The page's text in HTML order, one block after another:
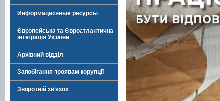
Информационные ресурсы
Європейська та Євроатлантична
інтеграція України
Архівний відділ
Запобігання проявам корупції
Зворотній зв'язок